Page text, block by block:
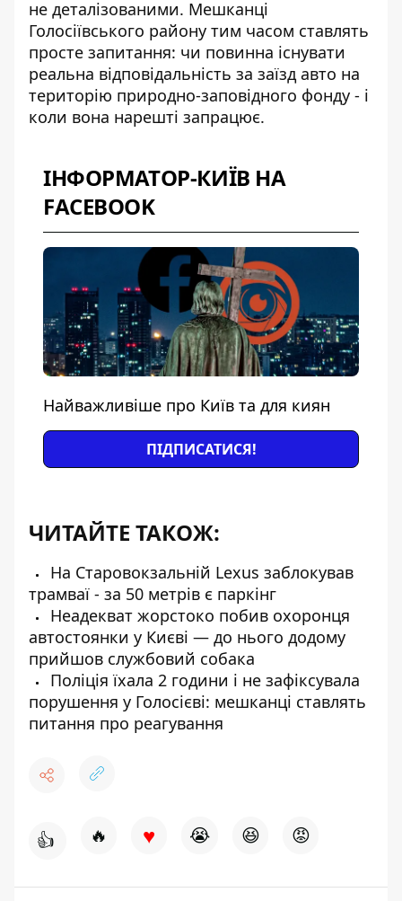
не деталізованими. Мешканці
Голосіївського району тим часом ставлять
просте запитання: чи повинна існувати
реальна відповідальність за заїзд авто на
територію природно-заповідного фонду - і
коли вона нарешті запрацює.
ІНФОРМАТОР-КИЇВ НА
FACEBOOK
Найважливіше про Київ та для киян
ПІДПИСАТИСЯ!
ЧИТАЙТЕ ТАКОЖ:
На Старовокзальній Lexus заблокував
трамваї - за 50 метрів є паркінг
Неадекват жорстоко побив охоронця
автостоянки у Києві — до нього додому
прийшов службовий собака
Поліція їхала 2 години і не зафіксувала
порушення у Голосієві: мешканці ставлять
питання про реагування
👍 🔥 ♥ 😭 😆 😡